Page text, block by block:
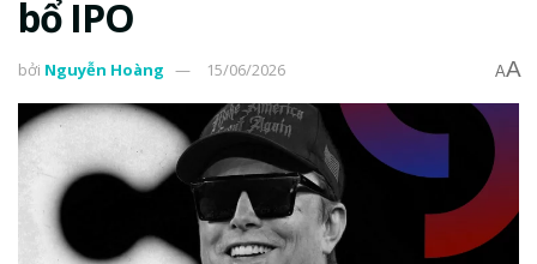
bổ IPO
bởi Nguyễn Hoàng 15/06/2026 AA